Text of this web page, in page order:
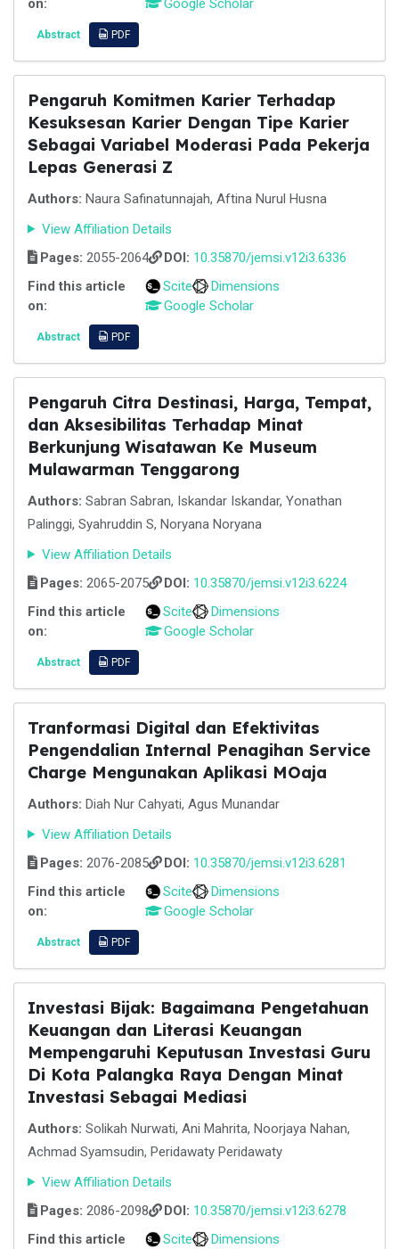
on: Google Scholar
Abstract PDF
Pengaruh Komitmen Karier Terhadap
Kesuksesan Karier Dengan Tipe Karier
Sebagai Variabel Moderasi Pada Pekerja
Lepas Generasi Z
Authors: Naura Safinatunnajah, Aftina Nurul Husna
View Affiliation Details
Pages: 2055-2064 DOI: 10.35870/jemsi.v12i3.6336
Find this article
on:
Scite
Dimensions
Google Scholar
Abstract PDF
Pengaruh Citra Destinasi, Harga, Tempat,
dan Aksesibilitas Terhadap Minat
Berkunjung Wisatawan Ke Museum
Mulawarman Tenggarong
Authors: Sabran Sabran, Iskandar Iskandar, Yonathan
Palinggi, Syahruddin S, Noryana Noryana
View Affiliation Details
Pages: 2065-2075 DOI: 10.35870/jemsi.v12i3.6224
Find this article
on:
Scite
Dimensions
Google Scholar
Abstract PDF
Tranformasi Digital dan Efektivitas
Pengendalian Internal Penagihan Service
Charge Mengunakan Aplikasi MOaja
Authors: Diah Nur Cahyati, Agus Munandar
View Affiliation Details
Pages: 2076-2085 DOI: 10.35870/jemsi.v12i3.6281
Find this article
on:
Scite
Dimensions
Google Scholar
Abstract PDF
Investasi Bijak: Bagaimana Pengetahuan
Keuangan dan Literasi Keuangan
Mempengaruhi Keputusan Investasi Guru
Di Kota Palangka Raya Dengan Minat
Investasi Sebagai Mediasi
Authors: Solikah Nurwati, Ani Mahrita, Noorjaya Nahan,
Achmad Syamsudin, Peridawaty Peridawaty
View Affiliation Details
Pages: 2086-2098 DOI: 10.35870/jemsi.v12i3.6278
Find this article
Scite
Dimensions